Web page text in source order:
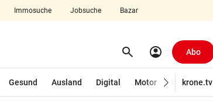
Immosuche Jobsuche Bazar
search Suchen
account_circle Abo
Gesund Ausland Digital Motor Wirtschaft
krone.tv